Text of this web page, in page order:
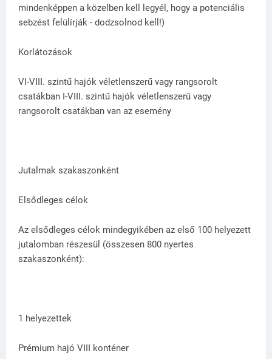
mindenképpen a közelben kell legyél, hogy a potenciális
sebzést felülírják - dodzsolnod kell!)
Korlátozások
VI-VIII. szintű hajók véletlenszerű vagy rangsorolt
csatákban I-VIII. szintű hajók véletlenszerű vagy
rangsorolt csatákban van az esemény
Jutalmak szakaszonként
Elsődleges célok
Az elsődleges célok mindegyikében az első 100 helyezett
jutalomban részesül (összesen 800 nyertes
szakaszonként):
1 helyezettek
Prémium hajó VIII konténer